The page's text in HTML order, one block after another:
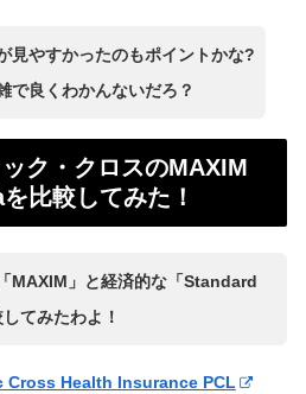
見やすかったのもポイントかな?
で良くわかんないだろ？
ック・クロスのMAXIM
比較してみた！
MAXIM」と経済的な「Standard
てみたわよ！
Cross Health Insurance PCL